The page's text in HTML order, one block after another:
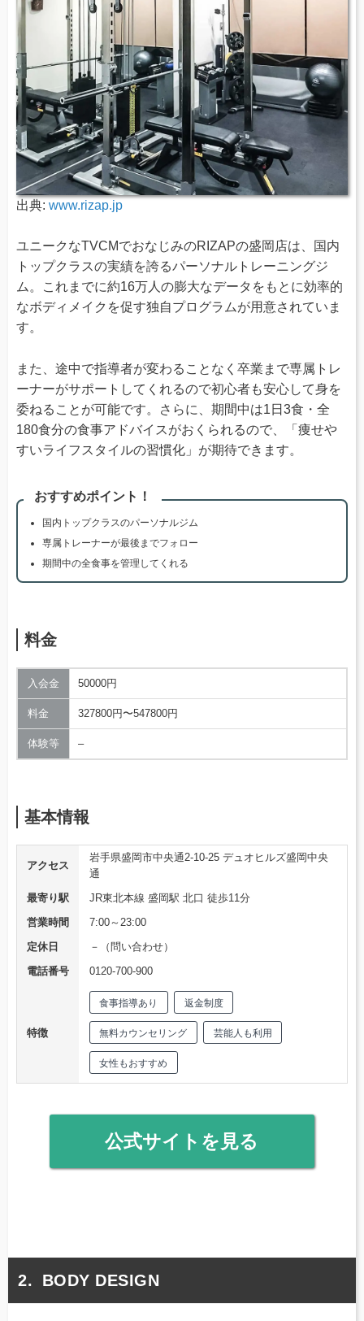
出典: www.rizap.jp
ユニークなTVCMでおなじみのRIZAPの盛岡店は、国内
トップクラスの実績を誇るパーソナルトレーニングジ
ム。これまでに約16万人の膨大なデータをもとに効率的
なボディメイクを促す独自プログラムが用意されていま
す。
また、途中で指導者が変わることなく卒業まで専属トレ
ーナーがサポートしてくれるので初心者も安心して身を
委ねることが可能です。さらに、期間中は1日3食・全
180食分の食事アドバイスがおくられるので、「痩せや
すいライフスタイルの習慣化」が期待できます。
おすすめポイント！
国内トップクラスのパーソナルジム
専属トレーナーが最後までフォロー
期間中の全食事を管理してくれる
料金
入会金 50000円
料金 327800円〜547800円
体験等 –
基本情報
アクセス
岩手県盛岡市中央通2-10-25 デュオヒルズ盛岡中央
通
最寄り駅
JR東北本線 盛岡駅 北口 徒歩11分
営業時間
7:00～23:00
定休日
－（問い合わせ）
電話番号
0120-700-900
特徴
食事指導あり 返金制度
無料カウンセリング 芸能人も利用
女性もおすすめ
公式サイトを見る
BODY DESIGN